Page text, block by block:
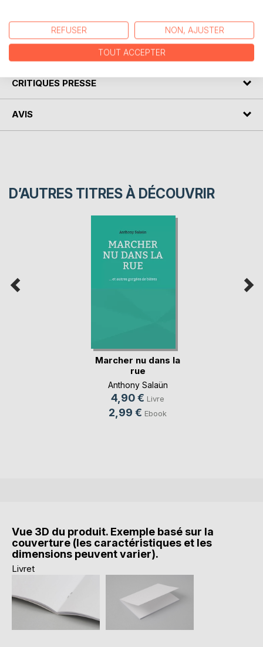
CRITIQUES PRESSE
AVIS
D’AUTRES TITRES À DÉCOUVRIR
Marcher nu dans la
rue
Anthony Salaün
4,90 € Livre
2,99 € Ebook
Vue 3D du produit. Exemple basé sur la
couverture (les caractéristiques et les
dimensions peuvent varier).
Livret
REFUSER NON, AJUSTER
TOUT ACCEPTER